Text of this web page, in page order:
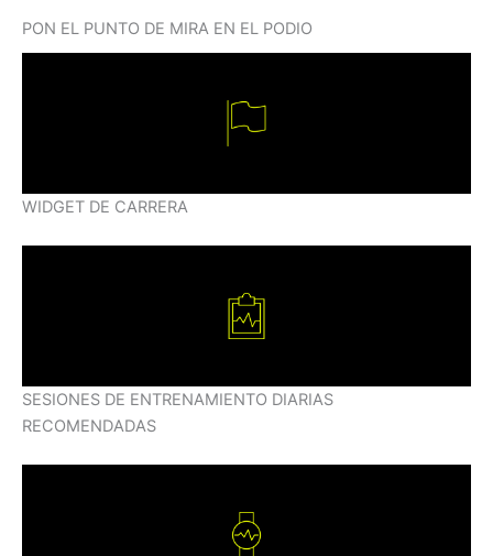
PON EL PUNTO DE MIRA EN EL PODIO
WIDGET DE CARRERA
SESIONES DE ENTRENAMIENTO DIARIAS
RECOMENDADAS